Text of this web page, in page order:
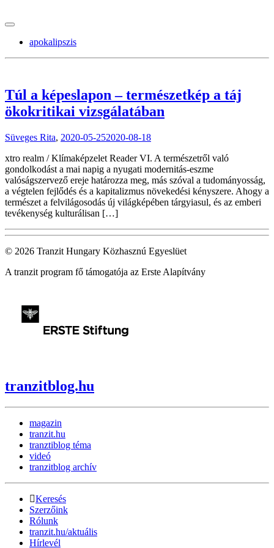
apokalipszis
Túl a képeslapon – természetkép a táj
ökokritikai vizsgálatában
Süveges Rita, 2020-05-252020-08-18
xtro realm / Klímaképzelet Reader VI. A természetről való
gondolkodást a mai napig a nyugati modernitás-eszme
valóságszervező ereje határozza meg, más szóval a tudományosság,
a végtelen fejlődés és a kapitalizmus növekedési kényszere. Ahogy a
természet a felvilágosodás új világképében tárgyiasul, és az emberi
tevékenység kulturálisan […]
© 2026 Tranzit Hungary Közhasznú Egyeslüet
A tranzit program fő támogatója az Erste Alapítvány
tranzitblog.hu
magazin
tranzit.hu
tranztiblog téma
videó
tranzitblog archív
Keresés
Szerzőink
Rólunk
tranzit.hu/aktuális
Hírlevél